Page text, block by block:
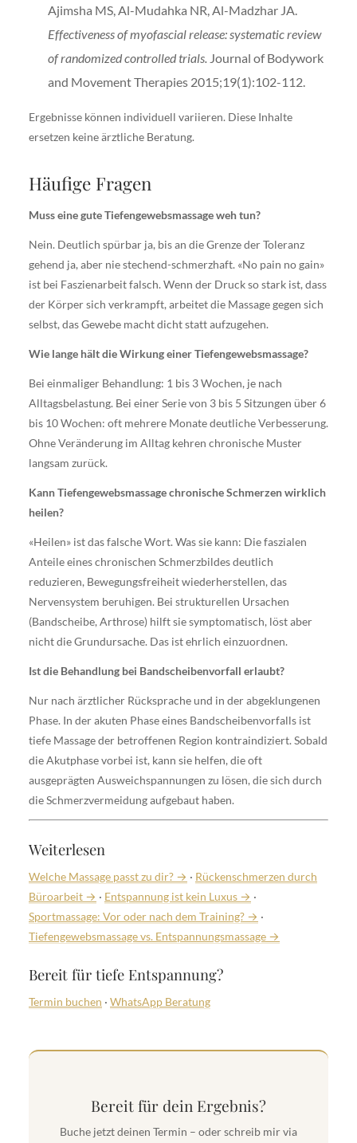
Ajimsha MS, Al-Mudahka NR, Al-Madzhar JA.
Effectiveness of myofascial release: systematic review
of randomized controlled trials. Journal of Bodywork
and Movement Therapies 2015;19(1):102-112.
Ergebnisse können individuell variieren. Diese Inhalte
ersetzen keine ärztliche Beratung.
Häufige Fragen
Muss eine gute Tiefengewebsmassage weh tun?
Nein. Deutlich spürbar ja, bis an die Grenze der Toleranz
gehend ja, aber nie stechend-schmerzhaft. «No pain no gain»
ist bei Faszienarbeit falsch. Wenn der Druck so stark ist, dass
der Körper sich verkrampft, arbeitet die Massage gegen sich
selbst, das Gewebe macht dicht statt aufzugehen.
Wie lange hält die Wirkung einer Tiefengewebsmassage?
Bei einmaliger Behandlung: 1 bis 3 Wochen, je nach
Alltagsbelastung. Bei einer Serie von 3 bis 5 Sitzungen über 6
bis 10 Wochen: oft mehrere Monate deutliche Verbesserung.
Ohne Veränderung im Alltag kehren chronische Muster
langsam zurück.
Kann Tiefengewebsmassage chronische Schmerzen wirklich
heilen?
«Heilen» ist das falsche Wort. Was sie kann: Die faszialen
Anteile eines chronischen Schmerzbildes deutlich
reduzieren, Bewegungsfreiheit wiederherstellen, das
Nervensystem beruhigen. Bei strukturellen Ursachen
(Bandscheibe, Arthrose) hilft sie symptomatisch, löst aber
nicht die Grundursache. Das ist ehrlich einzuordnen.
Ist die Behandlung bei Bandscheibenvorfall erlaubt?
Nur nach ärztlicher Rücksprache und in der abgeklungenen
Phase. In der akuten Phase eines Bandscheibenvorfalls ist
tiefe Massage der betroffenen Region kontraindiziert. Sobald
die Akutphase vorbei ist, kann sie helfen, die oft
ausgeprägten Ausweichspannungen zu lösen, die sich durch
die Schmerzvermeidung aufgebaut haben.
Weiterlesen
Welche Massage passt zu dir? → · Rückenschmerzen durch
Büroarbeit → · Entspannung ist kein Luxus → ·
Sportmassage: Vor oder nach dem Training? → ·
Tiefengewebsmassage vs. Entspannungsmassage →
Bereit für tiefe Entspannung?
Termin buchen · WhatsApp Beratung
Bereit für dein Ergebnis?
Buche jetzt deinen Termin – oder schreib mir via